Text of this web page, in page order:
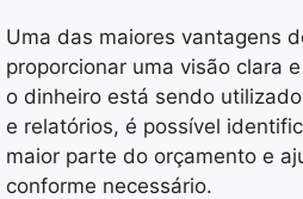
Uma das maiores vantagens
proporcionar uma visão clara
o dinheiro está sendo
e relatórios, é possível
maior parte do orçamento e
conforme necessário.